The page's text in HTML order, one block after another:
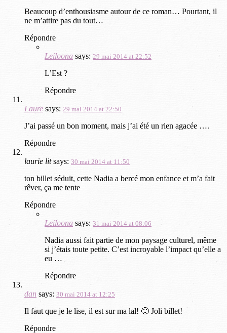
Beaucoup d’enthousiasme autour de ce roman… Pourtant, il
ne m’attire pas du tout…
Répondre
Leiloona says: 29 mai 2014 at 22:52
L’Est ?
Répondre
Laure says: 29 mai 2014 at 22:50
J’ai passé un bon moment, mais j’ai été un rien agacée ….
Répondre
laurie lit says: 30 mai 2014 at 11:50
ton billet séduit, cette Nadia a bercé mon enfance et m’a fait
rêver, ça me tente
Répondre
Leiloona says: 31 mai 2014 at 08:06
Nadia aussi fait partie de mon paysage culturel, même
si j’étais toute petite. C’est incroyable l’impact qu’elle a
eu …
Répondre
dan says: 30 mai 2014 at 12:25
Il faut que je le lise, il est sur ma lal! 🙂 Joli billet!
Répondre